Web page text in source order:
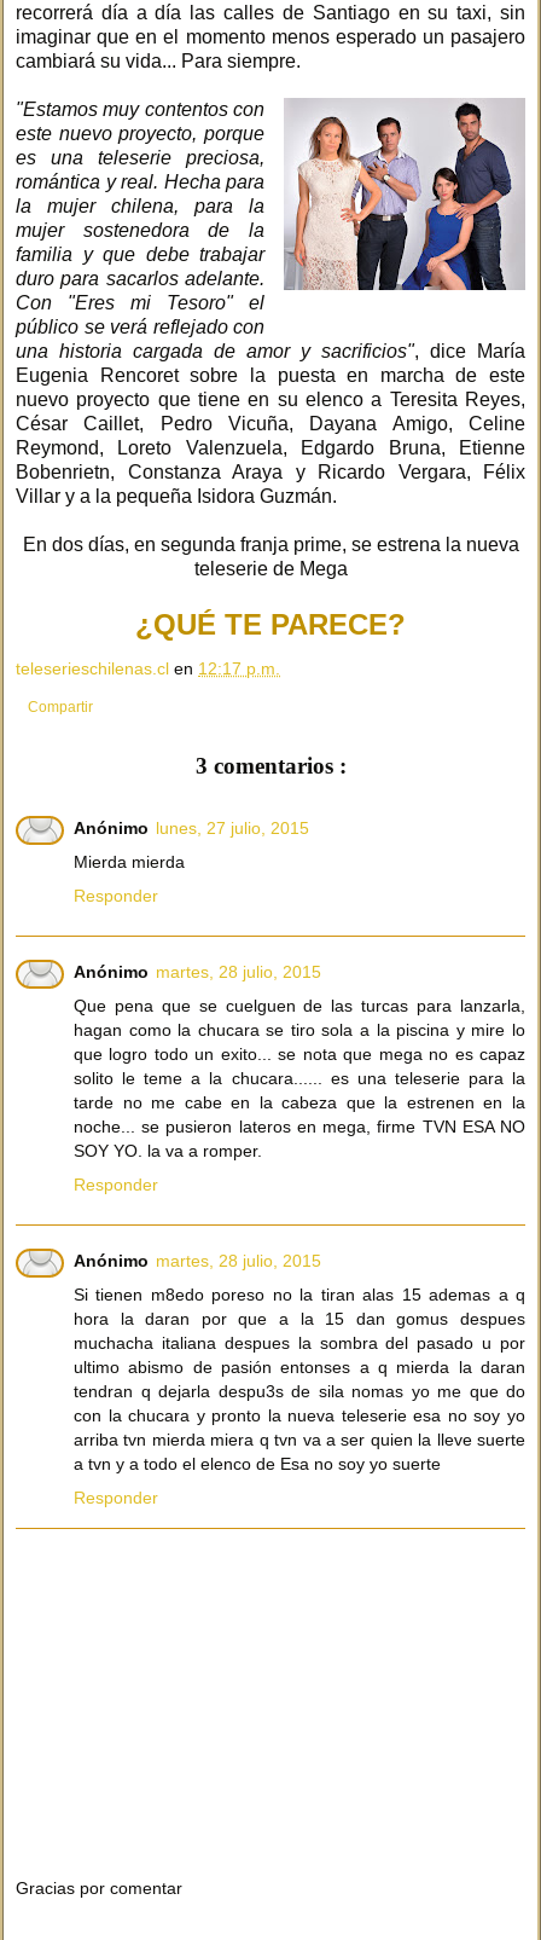
recorrerá día a día las calles de Santiago en su taxi, sin
imaginar que en el momento menos esperado un pasajero
cambiará su vida... Para siempre.
"Estamos muy contentos con
este nuevo proyecto, porque
es una teleserie preciosa,
romántica y real. Hecha para
la mujer chilena, para la
mujer sostenedora de la
familia y que debe trabajar
duro para sacarlos adelante.
Con "Eres mi Tesoro" el
público se verá reflejado con
una historia cargada de amor y sacrificios", dice María
Eugenia Rencoret sobre la puesta en marcha de este
nuevo proyecto que tiene en su elenco a Teresita Reyes,
César Caillet, Pedro Vicuña, Dayana Amigo, Celine
Reymond, Loreto Valenzuela, Edgardo Bruna, Etienne
Bobenrietn, Constanza Araya y Ricardo Vergara, Félix
Villar y a la pequeña Isidora Guzmán.
En dos días, en segunda franja prime, se estrena la nueva
teleserie de Mega
¿QUÉ TE PARECE?
teleserieschilenas.cl en 12:17 p.m.
Compartir
3 comentarios :
Anónimo lunes, 27 julio, 2015
Mierda mierda
Responder
Anónimo martes, 28 julio, 2015
Que pena que se cuelguen de las turcas para lanzarla,
hagan como la chucara se tiro sola a la piscina y mire lo
que logro todo un exito... se nota que mega no es capaz
solito le teme a la chucara...... es una teleserie para la
tarde no me cabe en la cabeza que la estrenen en la
noche... se pusieron lateros en mega, firme TVN ESA NO
SOY YO. la va a romper.
Responder
Anónimo martes, 28 julio, 2015
Si tienen m8edo poreso no la tiran alas 15 ademas a q
hora la daran por que a la 15 dan gomus despues
muchacha italiana despues la sombra del pasado u por
ultimo abismo de pasión entonses a q mierda la daran
tendran q dejarla despu3s de sila nomas yo me que do
con la chucara y pronto la nueva teleserie esa no soy yo
arriba tvn mierda miera q tvn va a ser quien la lleve suerte
a tvn y a todo el elenco de Esa no soy yo suerte
Responder
Gracias por comentar